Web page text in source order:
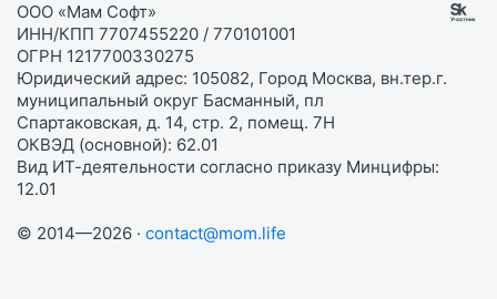
ООО «Мам Софт»
ИНН/КПП 7707455220 / 770101001
ОГРН 1217700330275
Юридический адрес: 105082, Город Москва, вн.тер.г.
муниципальный округ Басманный, пл
Спартаковская, д. 14, стр. 2, помещ. 7Н
ОКВЭД (основной): 62.01
Вид ИТ-деятельности согласно приказу Минцифры:
12.01
© 2014—2026 · contact@mom.life